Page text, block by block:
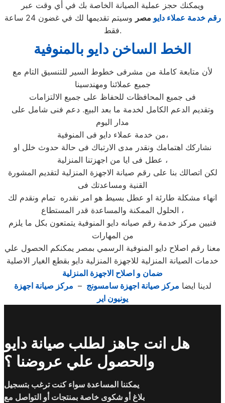
ويمكنك حجز عملية الصيانة الخاصة بك في أي وقت عبر
رقمخدمة عملاء دايو مصر
وسيتم تقديمها لك في غضون 24 ساعة
فقط.
الخط الساخن دايو بالمنوفية
لأن متابعة كاملة من مشرفى خطوط السير للتنسيق التام مع
جميع عملائنا ومهندسينا
فى جميع المحافظات للحفاظ على جميع الالتزامات
وتقديم الدعم الكامل لخدمة ما بعد البيع. دعم فنى شامل على
مدار اليوم
من خدمة عملاء دايو فى المنوفية،
نشاركك اهتمامك ونقدر مدى الارتباك فى حالة حدوث خلل او
عطل فى ايا من اجهزتنا المنزلية ،
لكن اتصالك بنا على رقم صيانة الاجهزة المنزلية لتقديم المشورة
القنية ومساعدتك فى
انهاء مشكلة طارئة او عطل بسيط هو امر نقدره تمام ونقدم لك
الحلول الممكنة والمساعدة قدر المستطاع ،
فنيين مركز خدمة رقم صيانه دايو المنوفية يتمتعون بكل ما يلزم
من المهارات
معنا رقم اصلاح دايو المنوفية الرسمي بمصر يمكنكم الحصول علي
خدمات الصيانة المنزلية للاجهزة المنزلية دايو بقطع الغيار الاصلية
ضمان و اصلاح الاجهزة المنزلية
لدينا ايضا مركز صيانة اجهزة سامسونج – مركز صيانة اجهزة
يونيون اير
هل انت جاهز لطلب صيانة دايو
والحصول علي عروضنا ؟
يمكننا المساعدة سواء كنت ترغب بتسجيل
بلاغ أو شكوى خاصة بمنتجات أو التواصل مع